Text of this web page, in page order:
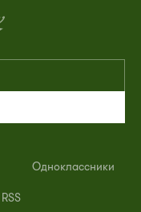
Одноклассники
RSS